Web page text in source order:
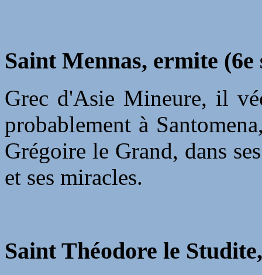
Saint Mennas, ermite (6e
Grec d'Asie Mineure, il
probablement à
Grégoire le Grand, dans
et ses miracles.
Saint Théodore le